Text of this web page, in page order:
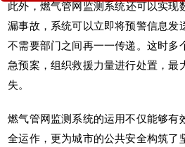
此外， 燃气管网监测系统还可以实现
漏事故，系统可以立即将预警信息发
不需要部门之间再一一传递。这时多
急预案，组织救援力量进行处置，最
失。
燃气管网监测系统的运用不仅能够有
全运作，更为城市的公共安全构筑了